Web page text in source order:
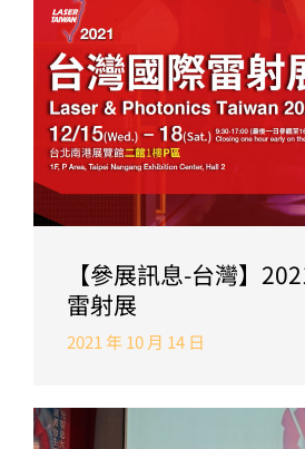
【參展訊息-台灣】
雷射展
2021 年 10 月 14 日